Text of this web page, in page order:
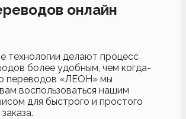
онлайн
технологии делают процесс
более удобным, чем когда-
переводов «ЛЕОН» мы
воспользоваться нашим
для быстрого и простого